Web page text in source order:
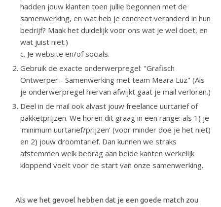
hadden jouw klanten toen jullie begonnen met de
samenwerking, en wat heb je concreet veranderd in hun
bedrijf? Maak het duidelijk voor ons wat je wel doet, en
wat juist niet.)
c. Je website en/of socials.
Gebruik de exacte onderwerpregel: "Grafisch
Ontwerper - Samenwerking met team Meara Luz" (Als
je onderwerpregel hiervan afwijkt gaat je mail verloren.)
Deel in de mail ook alvast jouw freelance uurtarief of
pakketprijzen. We horen dit graag in een range: als 1) je
'minimum uurtarief/prijzen' (voor minder doe je het niet)
en 2) jouw droomtarief. Dan kunnen we straks
afstemmen welk bedrag aan beide kanten werkelijk
kloppend voelt voor de start van onze samenwerking.
Als we het gevoel hebben dat je een goede match zou